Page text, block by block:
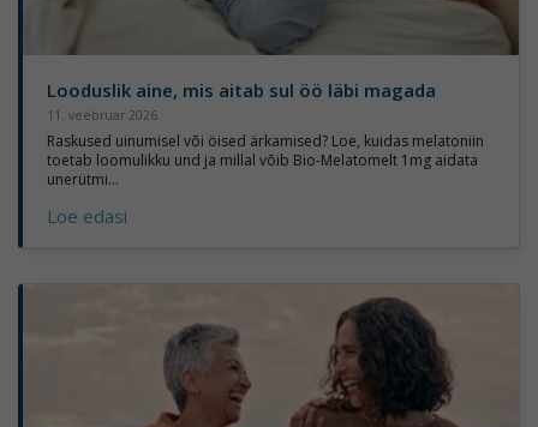
Looduslik aine, mis aitab sul öö läbi magada
11. veebruar 2026
Raskused uinumisel või öised ärkamised? Loe, kuidas melatoniin
toetab loomulikku und ja millal võib Bio-Melatomelt 1mg aidata
unerütmi...
Loe edasi